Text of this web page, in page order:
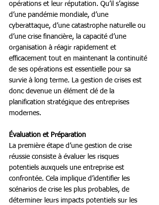
opérations et leur réputation. Qu’il s’agisse
d’une pandémie mondiale, d’une
cyberattaque, d’une catastrophe naturelle ou
d’une crise financière, la capacité d’une
organisation à réagir rapidement et
efficacement tout en maintenant la continuité
de ses opérations est essentielle pour sa
survie à long terme. La gestion de crises est
donc devenue un élément clé de la
planification stratégique des entreprises
modernes.
Évaluation et Préparation
La première étape d’une gestion de crise
réussie consiste à évaluer les risques
potentiels auxquels une entreprise est
confrontée. Cela implique d’identifier les
scénarios de crise les plus probables, de
déterminer leurs impacts potentiels sur les